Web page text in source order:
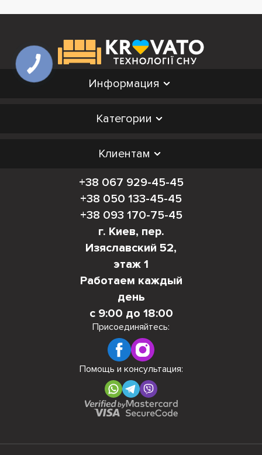
Информация
Категории
Клиентам
+38 067 929-45-45
+38 050 133-45-45
+38 093 170-75-45
г. Киев, пер.
Изяславский 52,
этаж 1
Работаем каждый
день
с 9:00 до 18:00
Присоединяйтесь:
Помощь и консультация: